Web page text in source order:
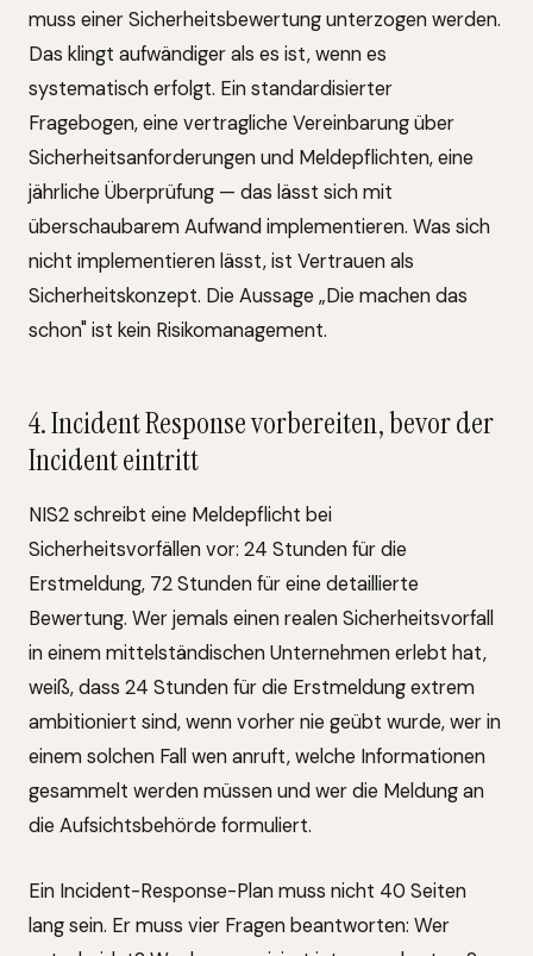
muss einer Sicherheitsbewertung unterzogen werden.
Das klingt aufwändiger als es ist, wenn es
systematisch erfolgt. Ein standardisierter
Fragebogen, eine vertragliche Vereinbarung über
Sicherheitsanforderungen und Meldepflichten, eine
jährliche Überprüfung — das lässt sich mit
überschaubarem Aufwand implementieren. Was sich
nicht implementieren lässt, ist Vertrauen als
Sicherheitskonzept. Die Aussage „Die machen das
schon" ist kein Risikomanagement.
4. Incident Response vorbereiten, bevor der
Incident eintritt
NIS2 schreibt eine Meldepflicht bei
Sicherheitsvorfällen vor: 24 Stunden für die
Erstmeldung, 72 Stunden für eine detaillierte
Bewertung. Wer jemals einen realen Sicherheitsvorfall
in einem mittelständischen Unternehmen erlebt hat,
weiß, dass 24 Stunden für die Erstmeldung extrem
ambitioniert sind, wenn vorher nie geübt wurde, wer in
einem solchen Fall wen anruft, welche Informationen
gesammelt werden müssen und wer die Meldung an
die Aufsichtsbehörde formuliert.
Ein Incident-Response-Plan muss nicht 40 Seiten
lang sein. Er muss vier Fragen beantworten: Wer